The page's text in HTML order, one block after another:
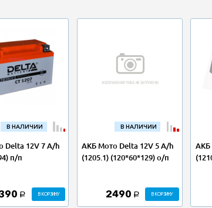
В НАЛИЧИИ
Delta 12V 7 A/h
п/п
a В КОРЗИНУ
В НАЛИЧИИ
АКБ Мото Delta 12V 5 A/h
(1205.1) (120*60*129) о/п
2490 a В КОРЗИНУ
АКБ